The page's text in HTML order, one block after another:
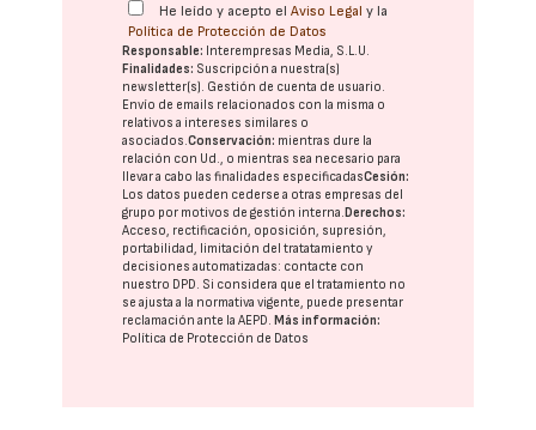
He leído y acepto elAviso Legal y la
Política de Protección de Datos
Responsable: Interempresas Media, S.L.U.
Finalidades: Suscripción a nuestra(s)
newsletter(s). Gestión de cuenta de usuario.
Envío de emails relacionados con la misma o
relativos a intereses similares o
asociados.Conservación: mientras dure la
relación con Ud., o mientras sea necesario para
llevar a cabo las finalidades especificadasCesión:
Los datos pueden cederse a otras empresas del
grupo por motivos de gestión interna.Derechos:
Acceso, rectificación, oposición, supresión,
portabilidad, limitación del tratatamiento y
decisiones automatizadas: contacte con
nuestro DPD. Si considera que el tratamiento no
se ajusta a la normativa vigente, puede presentar
reclamación ante laAEPD.Más información:
Política de Protección de Datos